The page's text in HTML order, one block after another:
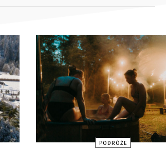
PODRÓŻE